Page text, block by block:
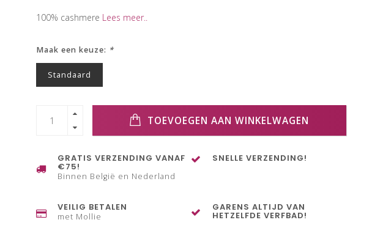
100% cashmere Lees meer..
Maak een keuze: *
Standaard
TOEVOEGEN AAN WINKELWAGEN
GRATIS VERZENDING VANAF
€75!
Binnen België en Nederland
SNELLE VERZENDING!
VEILIG BETALEN
met Mollie
GARENS ALTIJD VAN
HETZELFDE VERFBAD!